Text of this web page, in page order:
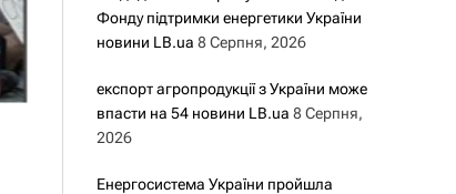
Фонду підтримки енергетики України
новини LB.ua 8 Серпня, 2026
експорт агропродукції з України може
впасти на 54 новини LB.ua 8 Серпня,
2026
Енергосистема України пройшла